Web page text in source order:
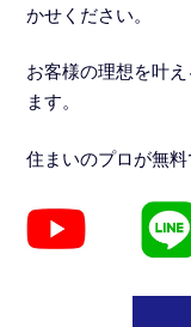
かせください。
お客様の理想を叶
ます。
住まいのプロが無料